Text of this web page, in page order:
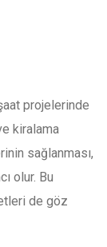
projelerinde
kiralama
sağlanması,
olur. Bu
de göz